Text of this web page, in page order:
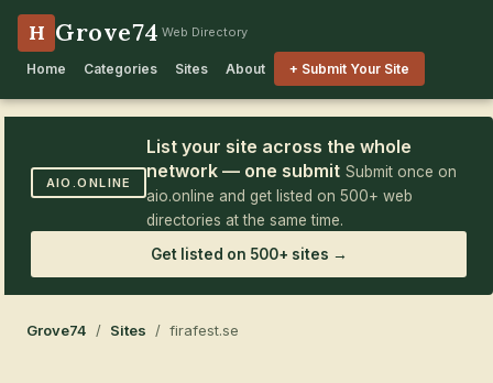
H Grove74 Web Directory
Home Categories Sites About + Submit Your Site
AIO.ONLINE
List your site across the whole
network — one submit Submit once on
aio.online and get listed on 500+ web
directories at the same time.
Get listed on 500+ sites →
Grove74 / Sites / firafest.se